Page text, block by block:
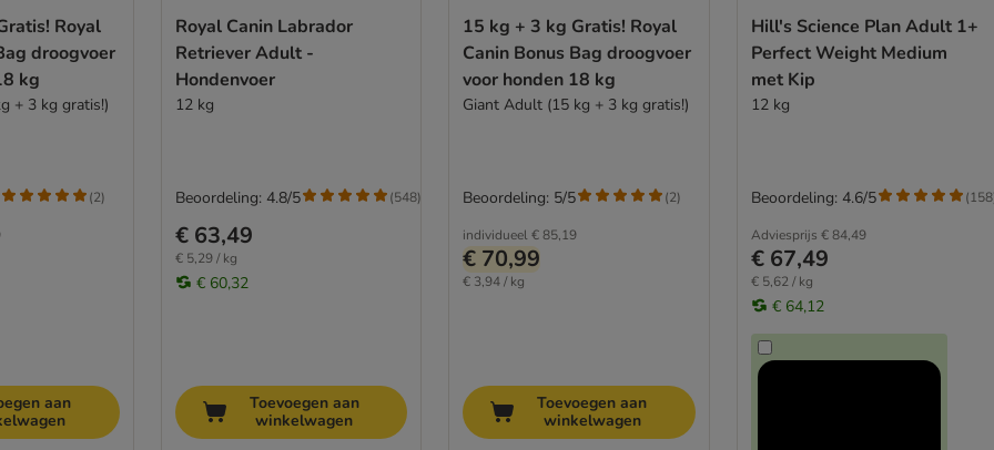
Royal
droogvoer
kg
+ 3 kg gratis!)
(2)
aan
Royal Canin Labrador
Retriever Adult -
Hondenvoer
12 kg
€ 63,49
€ 5,29 / kg
€ 60,32
Beoordeling: 4.8/5 (548)
Toevoegen aan
winkelwagen
15 kg + 3 kg Gratis! Royal
Canin Bonus Bag droogvoer
voor honden 18 kg
Giant Adult (15 kg + 3 kg gratis!)
individueel€ 85,19
€ 70,99
€ 3,94 / kg
Beoordeling: 5/5 (2)
Toevoegen aan
winkelwagen
Hill's Science Plan Adult 1+
Perfect Weight Medium
met Kip
12 kg
Adviesprijs € 84,49
€ 67,49
€ 5,62 / kg
€ 64,12
Beoordeling: 4.6/5 (158